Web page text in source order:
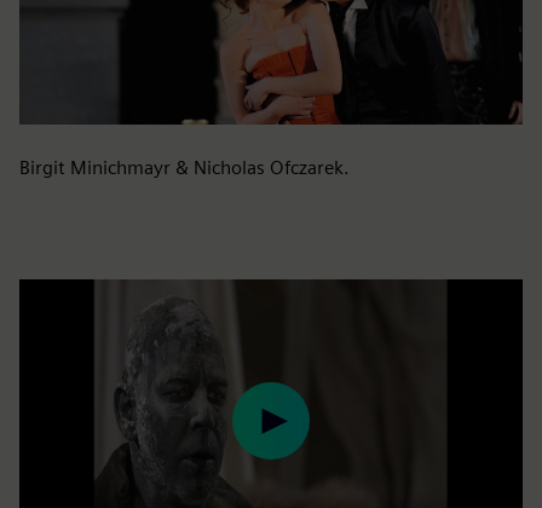
Birgit Minichmayr & Nicholas Ofczarek.
Play